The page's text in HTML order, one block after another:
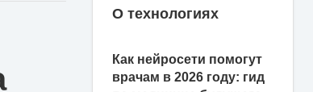
О технологиях
Как нейросети помогут
врачам в 2026 году: гид